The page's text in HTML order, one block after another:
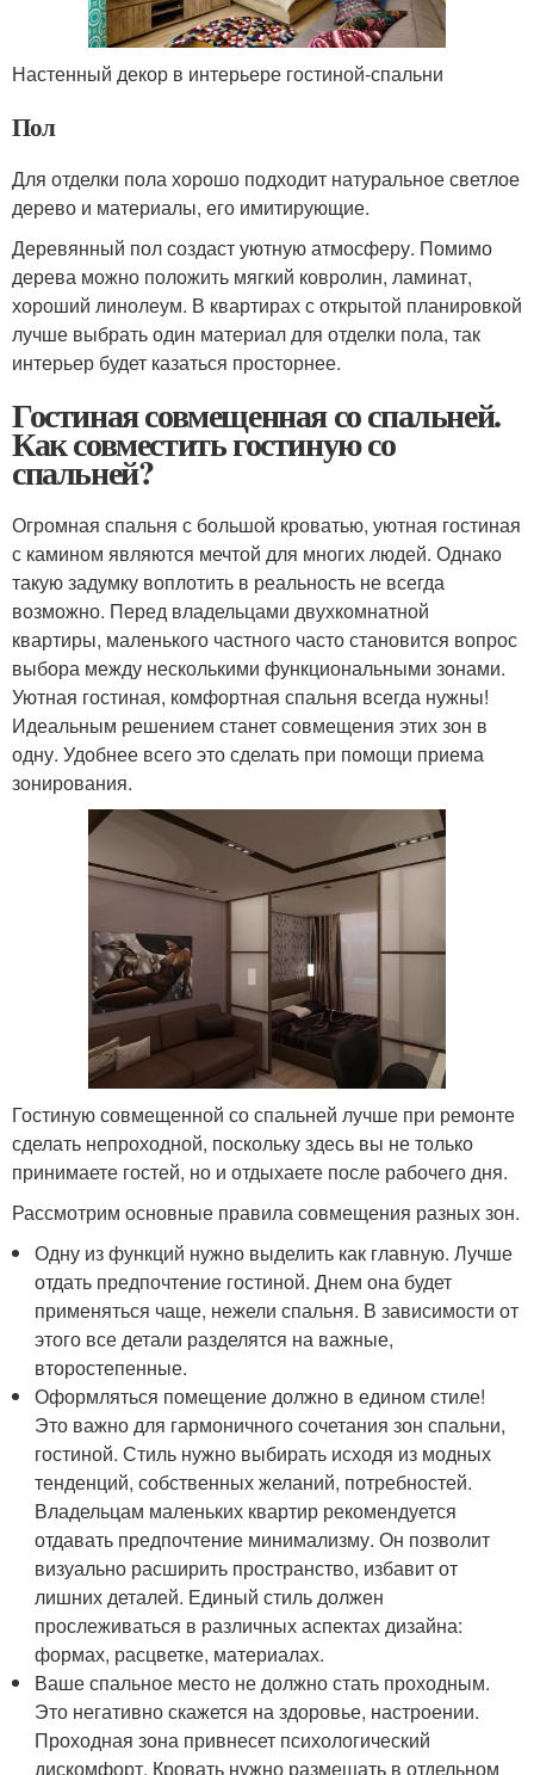
Настенный декор в интерьере гостиной-спальни
Пол
Для отделки пола хорошо подходит натуральное светлое
дерево и материалы, его имитирующие.
Деревянный пол создаст уютную атмосферу. Помимо
дерева можно положить мягкий ковролин, ламинат,
хороший линолеум. В квартирах с открытой планировкой
лучше выбрать один материал для отделки пола, так
интерьер будет казаться просторнее.
Гостиная совмещенная со спальней.
Как совместить гостиную со
спальней?
Огромная спальня с большой кроватью, уютная гостиная
с камином являются мечтой для многих людей. Однако
такую задумку воплотить в реальность не всегда
возможно. Перед владельцами двухкомнатной
квартиры, маленького частного часто становится вопрос
выбора между несколькими функциональными зонами.
Уютная гостиная, комфортная спальня всегда нужны!
Идеальным решением станет совмещения этих зон в
одну. Удобнее всего это сделать при помощи приема
зонирования.
Гостиную совмещенной со спальней лучше при ремонте
сделать непроходной, поскольку здесь вы не только
принимаете гостей, но и отдыхаете после рабочего дня.
Рассмотрим основные правила совмещения разных зон.
Одну из функций нужно выделить как главную. Лучше
отдать предпочтение гостиной. Днем она будет
применяться чаще, нежели спальня. В зависимости от
этого все детали разделятся на важные,
второстепенные.
Оформляться помещение должно в едином стиле!
Это важно для гармоничного сочетания зон спальни,
гостиной. Стиль нужно выбирать исходя из модных
тенденций, собственных желаний, потребностей.
Владельцам маленьких квартир рекомендуется
отдавать предпочтение минимализму. Он позволит
визуально расширить пространство, избавит от
лишних деталей. Единый стиль должен
прослеживаться в различных аспектах дизайна:
формах, расцветке, материалах.
Ваше спальное место не должно стать проходным.
Это негативно скажется на здоровье, настроении.
Проходная зона привнесет психологический
дискомфорт. Кровать нужно размещать в отдельном